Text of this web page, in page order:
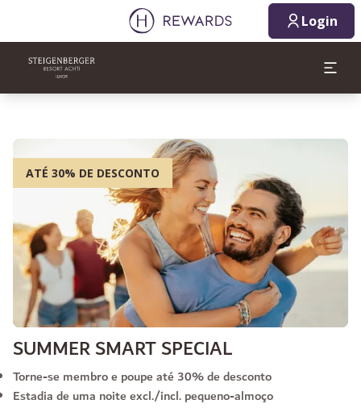
Login
ATÉ 30% DE DESCONTO
SUMMER SMART SPECIAL
Torne-se membro e poupe até 30% de desconto
Estadia de uma noite excl./incl. pequeno-almoço